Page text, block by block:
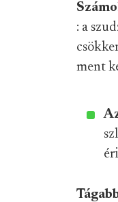
: a
ment